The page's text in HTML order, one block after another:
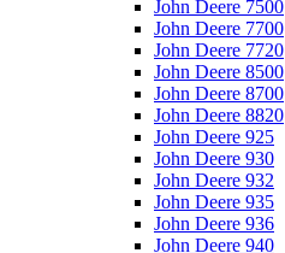
John Deere 7500
John Deere 7700
John Deere 7720
John Deere 8500
John Deere 8700
John Deere 8820
John Deere 925
John Deere 930
John Deere 932
John Deere 935
John Deere 936
John Deere 940